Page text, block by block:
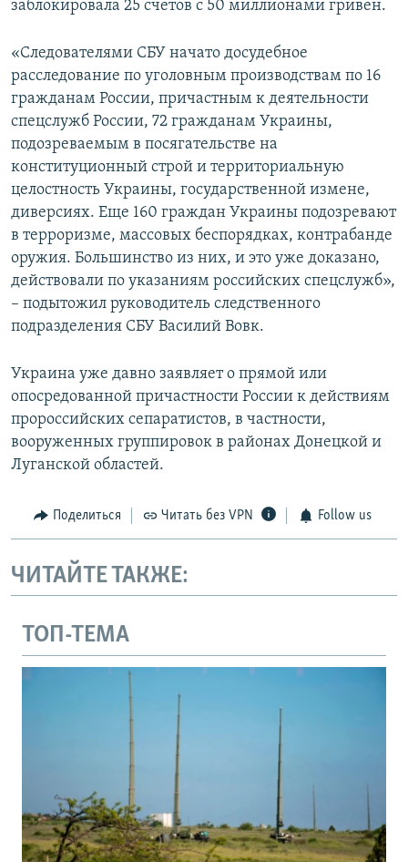
заблокировала 25 счетов с 50 миллионами гривен.
«Следователями СБУ начато досудебное
расследование по уголовным производствам по 16
гражданам России, причастным к деятельности
спецслужб России, 72 гражданам Украины,
подозреваемым в посягательстве на
конституционный строй и территориальную
целостность Украины, государственной измене,
диверсиях. Еще 160 граждан Украины подозревают
в терроризме, массовых беспорядках, контрабанде
оружия. Большинство из них, и это уже доказано,
действовали по указаниям российских спецслужб»,
– подытожил руководитель следственного
подразделения СБУ Василий Вовк.
Украина уже давно заявляет о прямой или
опосредованной причастности России к действиям
пророссийских сепаратистов, в частности,
вооруженных группировок в районах Донецкой и
Луганской областей.
Поделиться Читать без VPN Follow us
ЧИТАЙТЕ ТАКЖЕ:
ТОП-ТЕМА